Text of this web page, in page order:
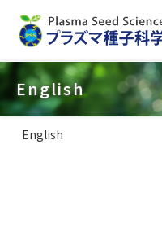
Home
メンバー
研究内容
English
English